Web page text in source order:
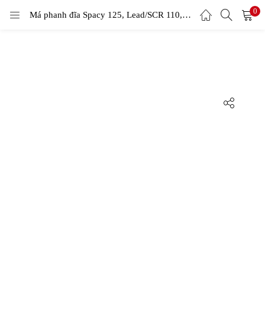
Má phanh đĩa Spacy 125, Lead/SCR 110, SH 2000, Dylan 150 – Kevlar 0
LOGIN